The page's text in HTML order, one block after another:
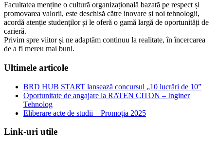
Facultatea menține o cultură organizațională bazată pe respect și
promovarea valorii, este deschisă către inovare și noi tehnologii,
acordă atenție studenților și le oferă o gamă largă de oportunități de
carieră.
Privim spre viitor și ne adaptăm continuu la realitate, în încercarea
de a fi mereu mai buni.
Ultimele articole
BRD HUB START lansează concursul „10 lucrări de 10”
Oportunitate de angajare la RATEN CITON – Inginer
Tehnolog
Eliberare acte de studii – Promoția 2025
Link-uri utile